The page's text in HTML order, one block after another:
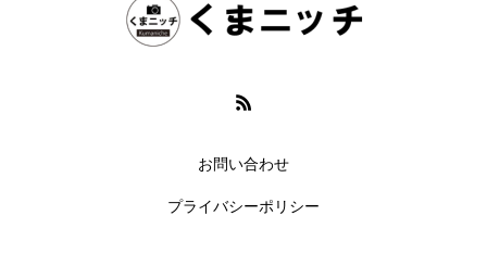
お問い合わせ
プライバシーポリシー